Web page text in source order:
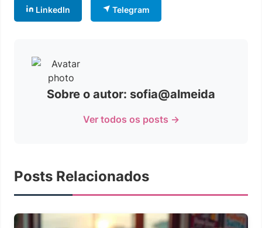
LinkedIn Telegram
Sobre o autor: sofia@almeida
Ver todos os posts →
Posts Relacionados